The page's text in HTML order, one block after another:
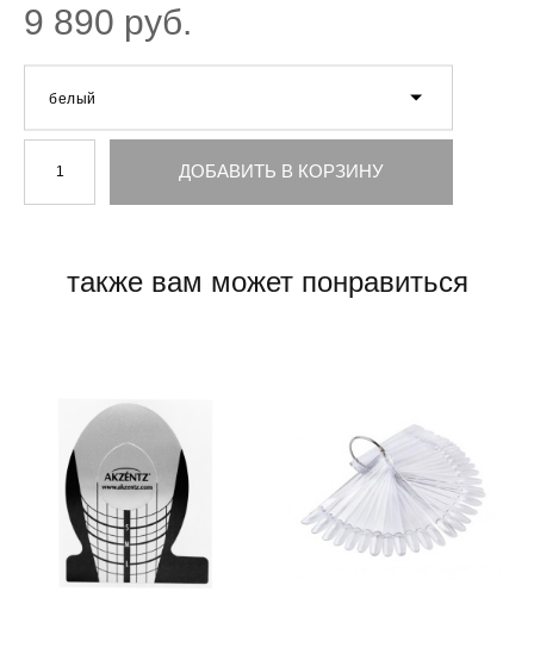
9 890 pуб.
белый
ДОБАВИТЬ В КОРЗИНУ
также вам может понравиться